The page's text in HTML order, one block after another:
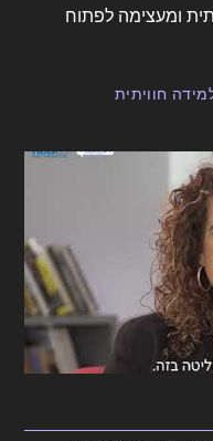
ומעצימה לפתוח
חוויתית